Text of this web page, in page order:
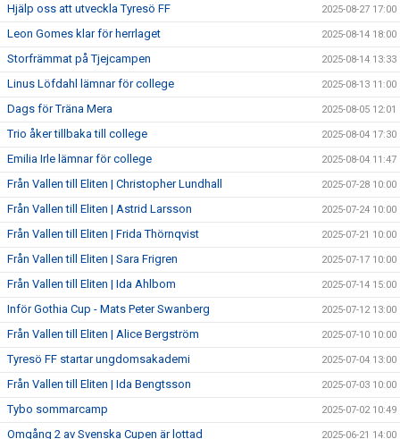
Hjälp oss att utveckla Tyresö FF 2025-08-27 17:00
Leon Gomes klar för herrlaget 2025-08-14 18:00
Storfrämmat på Tjejcampen 2025-08-14 13:33
Linus Löfdahl lämnar för college 2025-08-13 11:00
Dags för Träna Mera 2025-08-05 12:01
Trio åker tillbaka till college 2025-08-04 17:30
Emilia Irle lämnar för college 2025-08-04 11:47
Från Vallen till Eliten | Christopher Lundhall 2025-07-28 10:00
Från Vallen till Eliten | Astrid Larsson 2025-07-24 10:00
Från Vallen till Eliten | Frida Thörnqvist 2025-07-21 10:00
Från Vallen till Eliten | Sara Frigren 2025-07-17 10:00
Från Vallen till Eliten | Ida Ahlbom 2025-07-14 15:00
Inför Gothia Cup - Mats Peter Swanberg 2025-07-12 13:00
Från Vallen till Eliten | Alice Bergström 2025-07-10 10:00
Tyresö FF startar ungdomsakademi 2025-07-04 13:00
Från Vallen till Eliten | Ida Bengtsson 2025-07-03 10:00
Tybo sommarcamp 2025-07-02 10:49
Omgång 2 av Svenska Cupen är lottad 2025-06-21 14:00